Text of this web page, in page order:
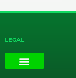
LEGAL